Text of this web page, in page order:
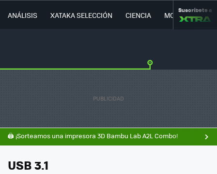
ANÁLISIS XATAKA SELECCIÓN CIENCIA MOVILIDAD
Suscríbete a
🖨️ ¡Sorteamos una impresora 3D Bambu Lab A2L Combo!
USB 3.1